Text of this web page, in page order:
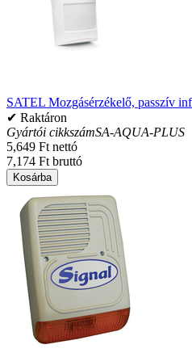
SATEL Mozgásérzékelő, passzív
✔ Raktáron
Gyártói cikkszámSA-AQUA-PLUS
5,649 Ft nettó
7,174 Ft bruttó
Kosárba